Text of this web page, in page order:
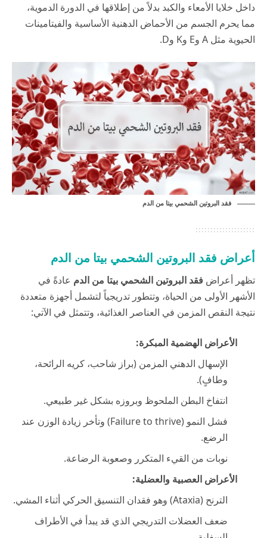
داخل خلايا الأمعاء والكبد بدلاً من إطلاقها في الدورة الدموية،
مما يحرم الجسم من الأحماض الدهنية الأساسية والفيتامينات
الحيوية مثل A وE وK وD.
فقد البروتين الشحمي بيتا من الدم
أعراض فقد البروتين الشحمي بيتا من الدم
تظهر أعراض فقد البروتين الشحمي بيتا من الدم عادةً في
الأشهر الأولى من الحياة، وتتطور تدريجياً لتشمل أجهزة متعددة
نتيجة النقص المزمن في العناصر الغذائية، وتتمثل في الآتي:
الأعراض الهضمية المبكرة:
الإسهال الدهني المزمن (براز شاحب، كريه الرائحة،
وطافٍ).
انتفاخ البطن الملحوظ وبروزه بشكل غير طبيعي.
فشل النمو (Failure to thrive) وتأخر زيادة الوزن عند
الرضع.
نوبات من القيء المتكرر وصعوبة الرضاعة.
الأعراض العصبية والعضلية:
الترنح (Ataxia) وهو فقدان التنسيق الحركي أثناء المشي.
ضعف العضلات التدريجي الذي قد يبدأ في الأطراف